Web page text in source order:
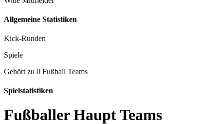
Allgemeine Statistiken
Kick-Runden
Spiele
Gehört zu 0 Fußball Teams
Spielstatistiken
Fußballer Haupt Teams